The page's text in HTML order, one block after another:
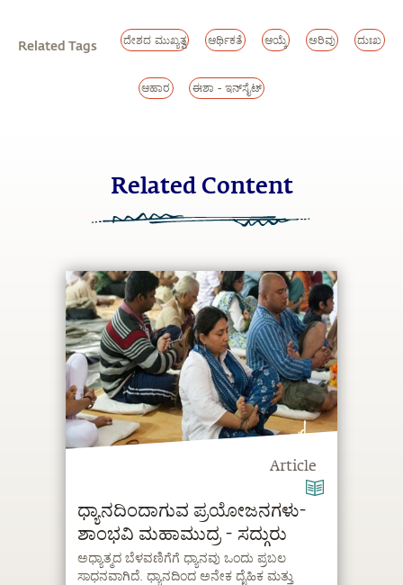
Related Tags ದೇಶದ ಮುಖ್ಯತ್ವ ಆರ್ಥಿಕತೆ ಆಯ್ಕೆ ಅರಿವು ದುಃಖ
ಆಹಾರ ಈಶಾ - ಇನ್‌ಸೈಟ್
Related Content
Article
ಧ್ಯಾನದಿಂದಾಗುವ ಪ್ರಯೋಜನಗಳು-
ಶಾಂಭವಿ ಮಹಾಮುದ್ರ - ಸದ್ಗುರು
ಅಧ್ಯಾತ್ಮದ ಬೆಳವಣಿಗೆಗೆ ಧ್ಯಾನವು ಒಂದು ಪ್ರಬಲ
ಸಾಧನವಾಗಿದೆ. ಧ್ಯಾನದಿಂದ ಅನೇಕ ದೈಹಿಕ ಮತ್ತು